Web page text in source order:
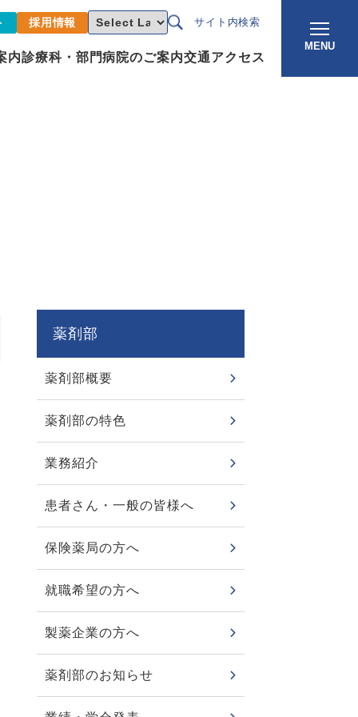
採用情報 サイト内検索
内診療科・部門病院のご案内交通アクセス
MENU
薬剤部
薬剤部概要
薬剤部の特色
業務紹介
患者さん・一般の皆様へ
保険薬局の方へ
就職希望の方へ
製薬企業の方へ
薬剤部のお知らせ